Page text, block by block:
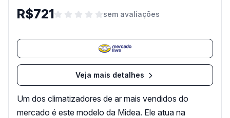
R$721 sem avaliações
Veja mais detalhes
Um dos climatizadores de ar mais vendidos do
mercado é este modelo da Midea. Ele atua na